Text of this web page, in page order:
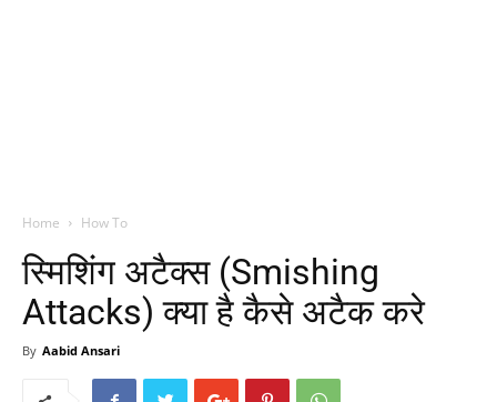
Home How To
स्मिशिंग अटैक्स (Smishing
Attacks) क्या है कैसे अटैक करे
By Aabid Ansari